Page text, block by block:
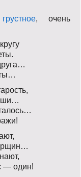
грустное, очень
— один!